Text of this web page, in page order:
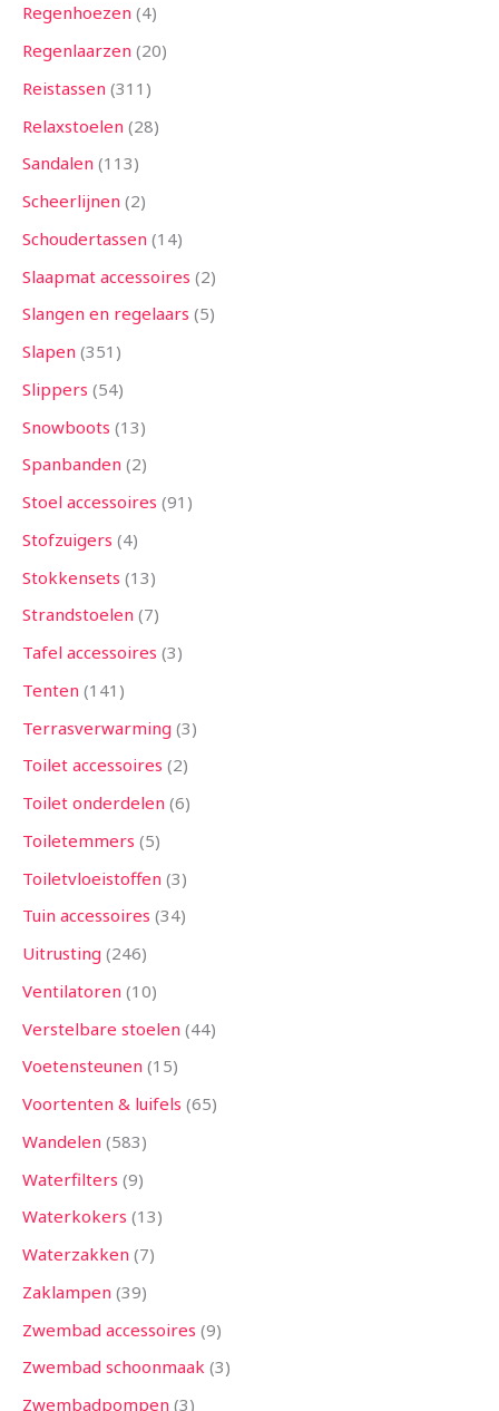
Regenhoezen 4
Regenlaarzen 20
Reistassen 311
Relaxstoelen 28
Sandalen 113
Scheerlijnen 2
Schoudertassen 14
Slaapmat accessoires 2
Slangen en regelaars 5
Slapen 351
Slippers 54
Snowboots 13
Spanbanden 2
Stoel accessoires 91
Stofzuigers 4
Stokkensets 13
Strandstoelen 7
Tafel accessoires 3
Tenten 141
Terrasverwarming 3
Toilet accessoires 2
Toilet onderdelen 6
Toiletemmers 5
Toiletvloeistoffen 3
Tuin accessoires 34
Uitrusting 246
Ventilatoren 10
Verstelbare stoelen 44
Voetensteunen 15
Voortenten & luifels 65
Wandelen 583
Waterfilters 9
Waterkokers 13
Waterzakken 7
Zaklampen 39
Zwembad accessoires 9
Zwembad schoonmaak 3
Zwembadpompen 3